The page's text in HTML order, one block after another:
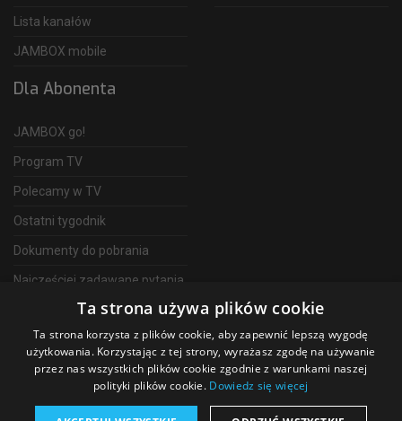
Lista kanałów
JAMBOX mobile
Dla Abonenta
JAMBOX go!
Program TV
Polecamy w TV
Ostatni tygodnik
Dokumenty do pobrania
Najczęściej zadawane pytania
Telewizja Światłowodowa
Ta strona używa plików cookie
Ta strona korzysta z plików cookie, aby zapewnić lepszą wygodę
użytkowania. Korzystając z tej strony, wyrażasz zgodę na używanie
przez nas wszystkich plików cookie zgodnie z warunkami naszej
polityki plików cookie. Dowiedz się więcej